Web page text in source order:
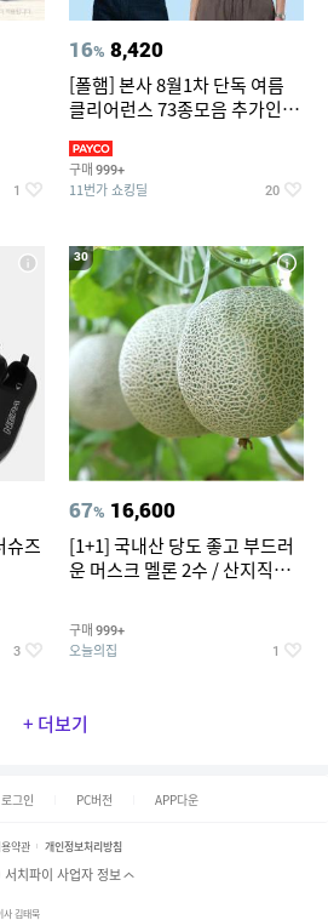
1
16% 8,420
[폴햄] 본사 8월1차 단독 여름
클리어런스 73종모음 추가인하
구매 999+
11번가 쇼킹딜 20
슈즈
3
30
67% 16,600
[1+1] 국내산 당도 좋고 부드러
운 머스크 멜론 2수 / 산지직송 x
구매 999+
오늘의집 1
+ 더보기
로그인 PC버전 APP다운
약관 개인정보처리방침
서치파이 사업자 정보
사 김태묵